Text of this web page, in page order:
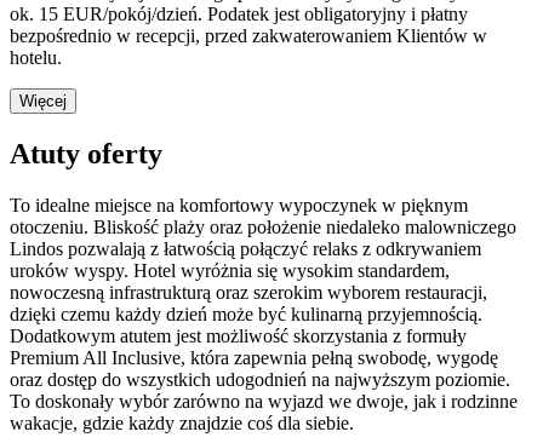
ok. 15 EUR/pokój/dzień. Podatek jest obligatoryjny i płatny
bezpośrednio w recepcji, przed zakwaterowaniem Klientów w
hotelu.
Więcej
Atuty oferty
To idealne miejsce na komfortowy wypoczynek w pięknym
otoczeniu. Bliskość plaży oraz położenie niedaleko malowniczego
Lindos pozwalają z łatwością połączyć relaks z odkrywaniem
uroków wyspy. Hotel wyróżnia się wysokim standardem,
nowoczesną infrastrukturą oraz szerokim wyborem restauracji,
dzięki czemu każdy dzień może być kulinarną przyjemnością.
Dodatkowym atutem jest możliwość skorzystania z formuły
Premium All Inclusive, która zapewnia pełną swobodę, wygodę
oraz dostęp do wszystkich udogodnień na najwyższym poziomie.
To doskonały wybór zarówno na wyjazd we dwoje, jak i rodzinne
wakacje, gdzie każdy znajdzie coś dla siebie.